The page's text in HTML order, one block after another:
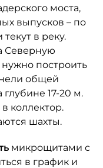
моста,
выпусков – по
в реку.
Северную
построить
общей
17-20 м.
коллектор.
шахты.
микрощитами с
в график и